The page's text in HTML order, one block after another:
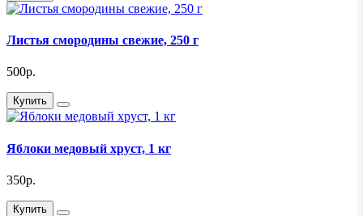
Листья смородины свежие, 250 г
500р.
Купить
Яблоки медовый хруст, 1 кг
350р.
Купить